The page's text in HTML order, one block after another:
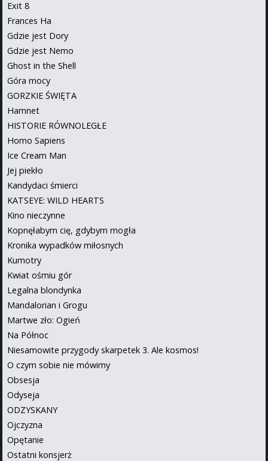
Exit 8
Frances Ha
Gdzie jest Dory
Gdzie jest Nemo
Ghost in the Shell
Góra mocy
GORZKIE ŚWIĘTA
Hamnet
HISTORIE RÓWNOLEGŁE
Homo Sapiens
Ice Cream Man
Jej piekło
Kandydaci śmierci
KATSEYE: WILD HEARTS
Kino nieczynne
Kopnęłabym cię, gdybym mogła
Kronika wypadków miłosnych
Kumotry
Kwiat ośmiu gór
Legalna blondynka
Mandalorian i Grogu
Martwe zło: Ogień
Na Północ
Niesamowite przygody skarpetek 3. Ale kosmos!
O czym sobie nie mówimy
Obsesja
Odyseja
ODZYSKANY
Ojczyzna
Opętanie
Ostatni konsjerż